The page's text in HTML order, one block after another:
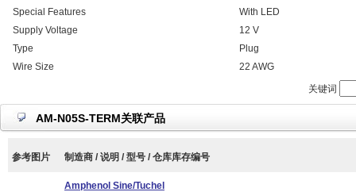
Special Features
With LED
Supply Voltage
12 V
Type
Plug
Wire Size
22 AWG
关键词
AM-N05S-TERM关联产品
参考图片 制造商 / 说明 / 型号 / 仓库库存编号
Amphenol Sine/Tuchel